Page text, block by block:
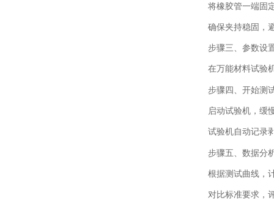
将橡胶管一端固
确保夹持稳固，
步骤三、参数设
在万能材料试验
步骤四、开始测
启动试验机，缓
试验机自动记录
步骤五、数据分
根据测试曲线，
对比标准要求，